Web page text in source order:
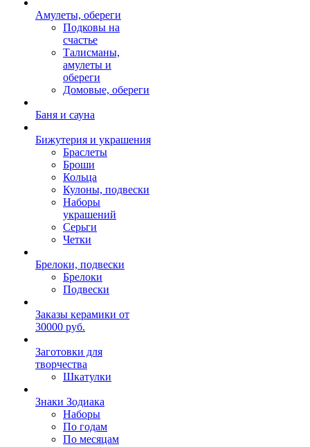
Амулеты, обереги
Подковы на
счастье
Талисманы,
амулеты и
обереги
Домовые, обереги
Баня и сауна
Бижутерия и украшения
Браслеты
Броши
Кольца
Кулоны, подвески
Наборы
украшений
Серьги
Четки
Брелоки, подвески
Брелоки
Подвески
Заказы керамики от
30000 руб.
Заготовки для
творчества
Шкатулки
Знаки Зодиака
Наборы
По годам
По месяцам